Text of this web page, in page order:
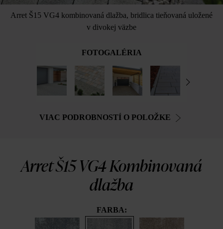
Arret Š15 VG4 kombinovaná dlažba, bridlica tieňovaná uložené
v divokej väzbe
FOTOGALÉRIA
VIAC PODROBNOSTÍ O POLOŽKE
Arret Š15 VG4 Kombinovaná
dlažba
FARBA: